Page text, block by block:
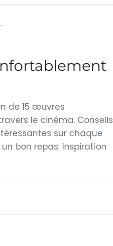
de 15 œuvres
le cinéma. Conseils
sur chaque
bon repas. Inspiration